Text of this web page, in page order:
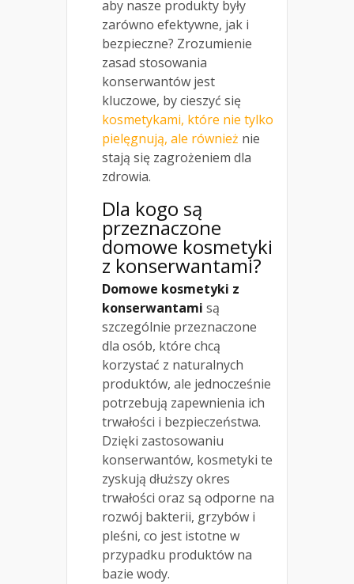
aby nasze produkty były
zarówno efektywne, jak i
bezpieczne? Zrozumienie
zasad stosowania
konserwantów jest
kluczowe, by cieszyć się
kosmetykami, które nie tylko
pielęgnują, ale również nie
stają się zagrożeniem dla
zdrowia.
Dla kogo są
przeznaczone
domowe kosmetyki
z konserwantami?
Domowe kosmetyki z
konserwantami są
szczególnie przeznaczone
dla osób, które chcą
korzystać z naturalnych
produktów, ale jednocześnie
potrzebują zapewnienia ich
trwałości i bezpieczeństwa.
Dzięki zastosowaniu
konserwantów, kosmetyki te
zyskują dłuższy okres
trwałości oraz są odporne na
rozwój bakterii, grzybów i
pleśni, co jest istotne w
przypadku produktów na
bazie wody.